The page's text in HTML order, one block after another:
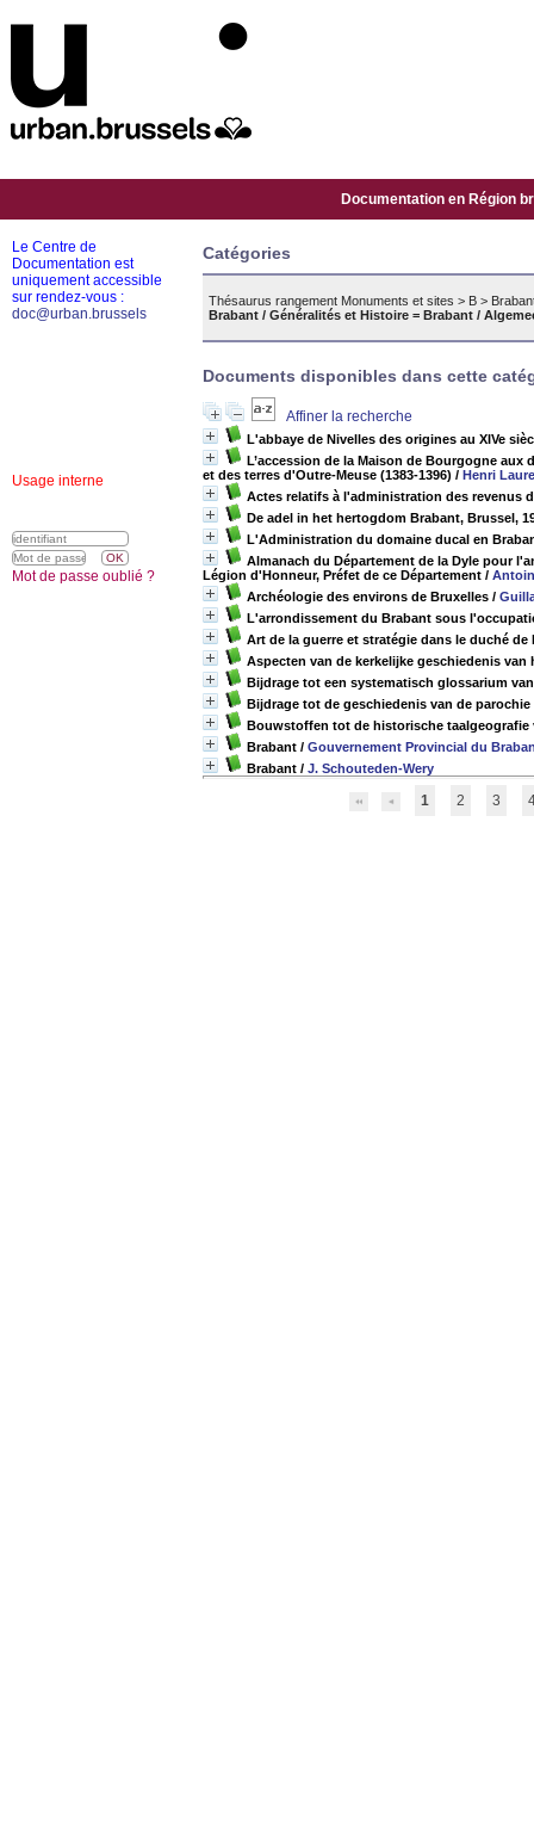
Documentation en Région
Catégories
Thésaurus rangement Monuments et sites > B >
Brabant / Généralités et Histoire = Brabant /
Documents disponibles dans cette
Affiner la recherche
L'abbaye de Nivelles des origines au XIVe
L’accession de la Maison de Bourgogne
et des terres d'Outre-Meuse (1383-1396) / Henri
Actes relatifs à l'administration des revenus
De adel in het hertogdom Brabant, Brussel,
L'Administration du domaine ducal en
Almanach du Département de la Dyle pour
Légion d'Honneur, Préfet de ce Département /
Archéologie des environs de Bruxelles /
L'arrondissement du Brabant sous
Art de la guerre et stratégie dans le duché
Aspecten van de kerkelijke geschiedenis
Bijdrage tot een systematisch glossarium
Bijdrage tot de geschiedenis van de parochie
Bouwstoffen tot de historische taalgeografie
Brabant / Gouvernement Provincial du
Brabant / J. Schouteden-Wery
1 2 3
Le Centre de
Documentation est
uniquement accessible
sur rendez-vous :
doc@urban.brussels
Usage interne
Mot de passe oublié ?